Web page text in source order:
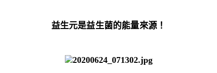
益生元是益生菌的能量來源！